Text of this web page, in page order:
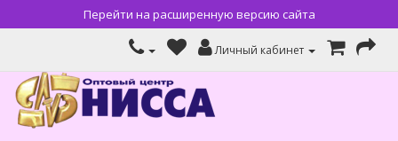
Перейти на расширенную версию сайта
Личный кабинет